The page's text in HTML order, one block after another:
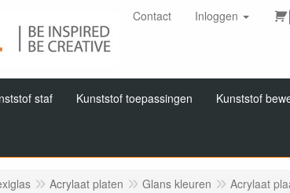
Contact Inloggen
staf Kunststof toepassingen Kunststof
Acrylaat platen Glans kleuren Acrylaat